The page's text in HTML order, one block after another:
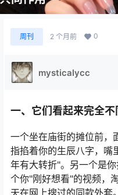
周刊 2 个月前 0
mysticalycc
一、它们看起来完全不
一个坐在庙街的摊位前，
指掐着你的生辰八字，嘴
年有大转折"。另一个是
个你"刚好想看"的视频，
天在网上搜过的同款外套。